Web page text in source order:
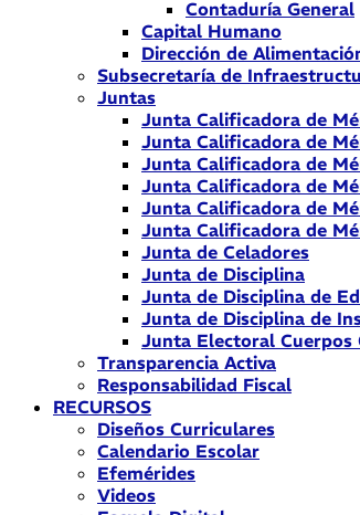
Contaduría General
Capital Humano
Dirección de
Subsecretaría de
Juntas
Junta Calificadora de
Junta Calificadora de
Junta Calificadora de
Junta Calificadora de
Junta Calificadora de
Junta Calificadora de
Junta de Celadores
Junta de Disciplina
Junta de Disciplina de
Junta de Disciplina de
Junta Electoral Cuerpos
Transparencia Activa
Responsabilidad Fiscal
RECURSOS
Diseños Curriculares
Calendario Escolar
Efemérides
Videos